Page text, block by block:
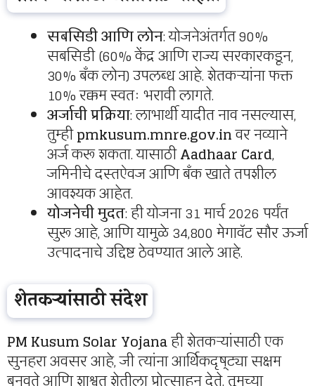
सबसिडी आणि लोन: योजनेअंतर्गत 90%
सबसिडी (60% केंद्र आणि राज्य सरकारकडून,
30% बँक लोन) उपलब्ध आहे. शेतकऱ्यांना फक्त
10% रक्कम स्वतः भरावी लागते.
अर्जाची प्रक्रिया: लाभार्थी यादीत नाव नसल्यास,
तुम्हीpmkusum.mnre.gov.inवर नव्याने
अर्ज करू शकता. यासाठीAadhaar Card,
जमिनीचे दस्तऐवज आणि बँक खाते तपशील
आवश्यक आहेत.
योजनेची मुदत: ही योजना 31 मार्च 2026 पर्यंत
सुरू आहे, आणि यामुळे 34,800 मेगावॅट सौर ऊर्जा
उत्पादनाचे उद्दिष्ट ठेवण्यात आले आहे.
शेतकऱ्यांसाठी संदेश
PM Kusum Solar Yojanaही शेतकऱ्यांसाठी एक
सुनहरा अवसर आहे, जी त्यांना आर्थिकदृष्ट्या सक्षम
बनवते आणि शाश्वत शेतीला प्रोत्साहन देते. तुमच्या